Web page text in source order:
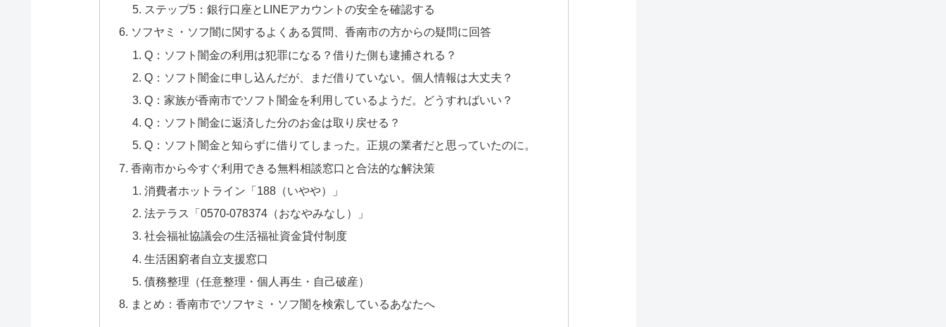
ステップ5：銀行口座とLINEアカウントの安全を確認する
ソフヤミ・ソフ闇に関するよくある質問、香南市の方からの疑問に回答
Q：ソフト闇金の利用は犯罪になる？借りた側も逮捕される？
Q：ソフト闇金に申し込んだが、まだ借りていない。個人情報は大丈夫？
Q：家族が香南市でソフト闇金を利用しているようだ。どうすればいい？
Q：ソフト闇金に返済した分のお金は取り戻せる？
Q：ソフト闇金と知らずに借りてしまった。正規の業者だと思っていたのに。
香南市から今すぐ利用できる無料相談窓口と合法的な解決策
消費者ホットライン「188（いやや）」
法テラス「0570-078374（おなやみなし）」
社会福祉協議会の生活福祉資金貸付制度
生活困窮者自立支援窓口
債務整理（任意整理・個人再生・自己破産）
まとめ：香南市でソフヤミ・ソフ闇を検索しているあなたへ